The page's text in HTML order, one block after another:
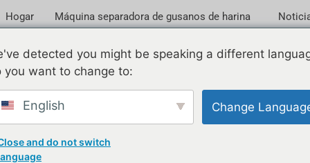
Hogar Máquina separadora de gusanos de harina
de harina vivos y
detected you might be speaking a different
you want to change to:
English Change
and do not switch